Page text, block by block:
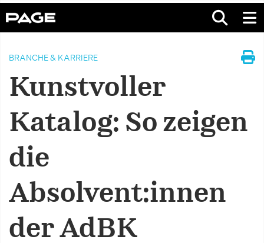
BRANCHE & KARRIERE
Kunstvoller
Katalog: So zeigen
die
Absolvent:innen
der AdBK